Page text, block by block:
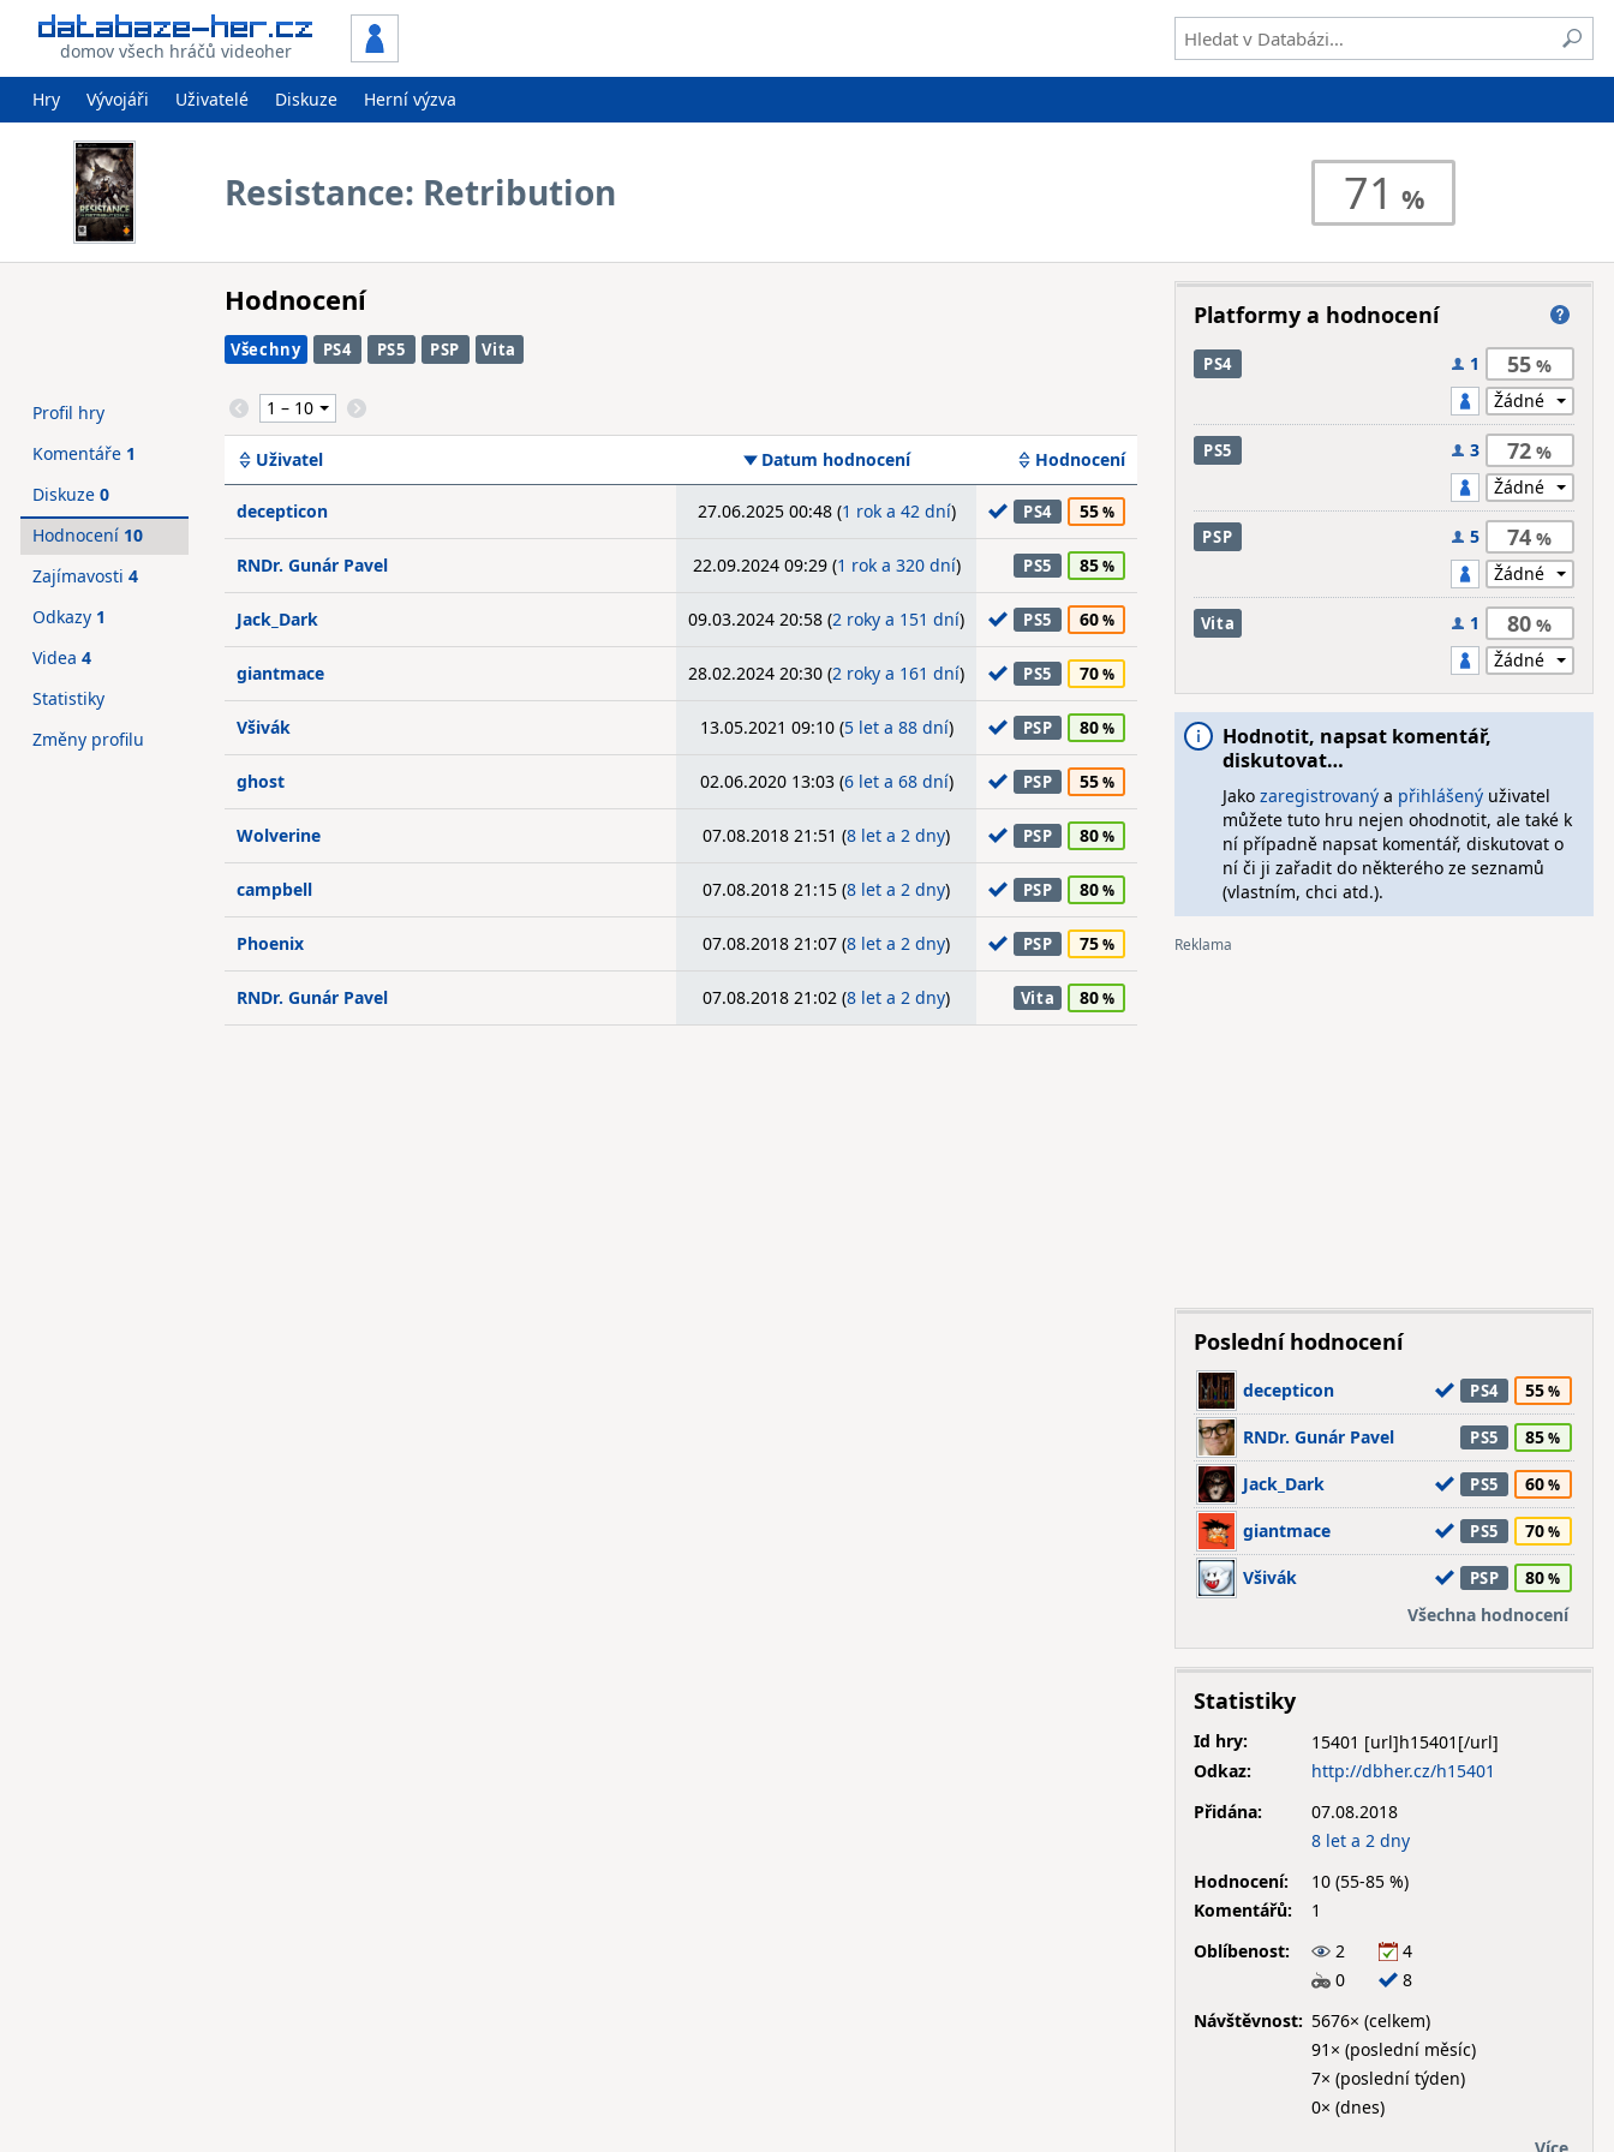
domov všech hráčů videoher
Hry Vývojáři Uživatelé Diskuze Herní výzva
Resistance: Retribution 71
Hodnocení
Všechny PS4 PS5 PSP Vita
Uživatel Datum hodnocení Hodnocení
decepticon 27.06.2025 00:48 (1 rok a 42 dní) PS4 55
RNDr. Gunár Pavel 22.09.2024 09:29 (1 rok a 320 dní) PS5 85
Jack_Dark 09.03.2024 20:58 (2 roky a 151 dní) PS5 60
giantmace 28.02.2024 20:30 (2 roky a 161 dní) PS5 70
Všivák 13.05.2021 09:10 (5 let a 88 dní) PSP 80
ghost 02.06.2020 13:03 (6 let a 68 dní) PSP 55
Wolverine 07.08.2018 21:51 (8 let a 2 dny) PSP 80
campbell 07.08.2018 21:15 (8 let a 2 dny) PSP 80
Phoenix 07.08.2018 21:07 (8 let a 2 dny) PSP 75
RNDr. Gunár Pavel 07.08.2018 21:02 (8 let a 2 dny) Vita 80
Profil hry
Komentáře 1
Diskuze 0
Hodnocení 10
Zajímavosti 4
Odkazy 1
Videa 4
Statistiky
Změny profilu
Platformy a hodnocení
PS4 1 55
PS5 3 72
PSP 5 74
Vita 1 80
Hodnotit, napsat komentář,
diskutovat…
Jako zaregistrovanýa přihlášenýuživatel
můžete tuto hru nejen ohodnotit, ale také k
ní případně napsat komentář, diskutovat o
ní či ji zařadit do některého ze seznamů
(vlastním, chci atd.).
Poslední hodnocení
decepticon PS4 55
RNDr. Gunár Pavel PS5 85
Jack_Dark PS5 60
giantmace PS5 70
Všivák PSP
80
Všechna hodnocení
Statistiky
Id hry:
15401
Odkaz:
http://dbher.cz/h15401
Přidána:
07.08.2018
8 let a 2 dny
Hodnocení:
10 (55-85 %)
Komentářů:
1
Oblíbenost:
2
4
0
8
Návštěvnost: 5676× (celkem)
91× (poslední měsíc)
7× (poslední týden)
0× (dnes)
Více